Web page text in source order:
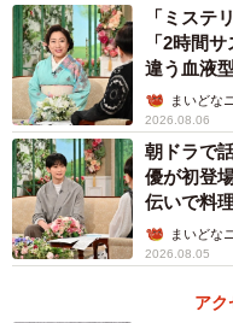
「ミステ
「2時間
違う血液
屋】まいどな
2026.08.06
朝ドラで
優が初登
伝いで料
まいどな
2026.08.05
アク